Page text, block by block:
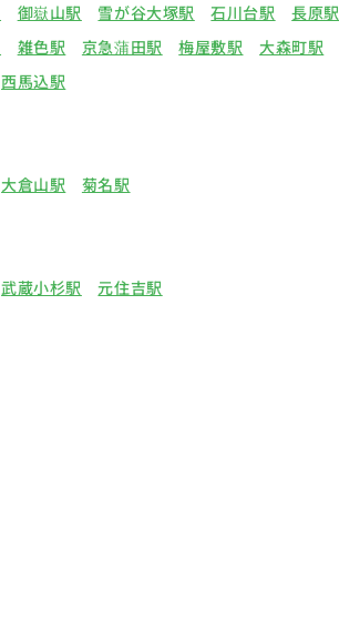
御嶽山駅 雪が谷大塚駅 石川台駅 長原駅
雑色駅 京急蒲田駅 梅屋敷駅 大森町駅
西馬込駅
大倉山駅 菊名駅
武蔵小杉駅 元住吉駅